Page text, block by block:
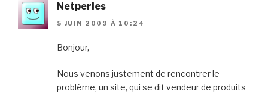
Netperles
5 JUIN 2009 À 10:24
Bonjour,
Nous venons justement de rencontrer le
problème, un site, qui se dit vendeur de produits